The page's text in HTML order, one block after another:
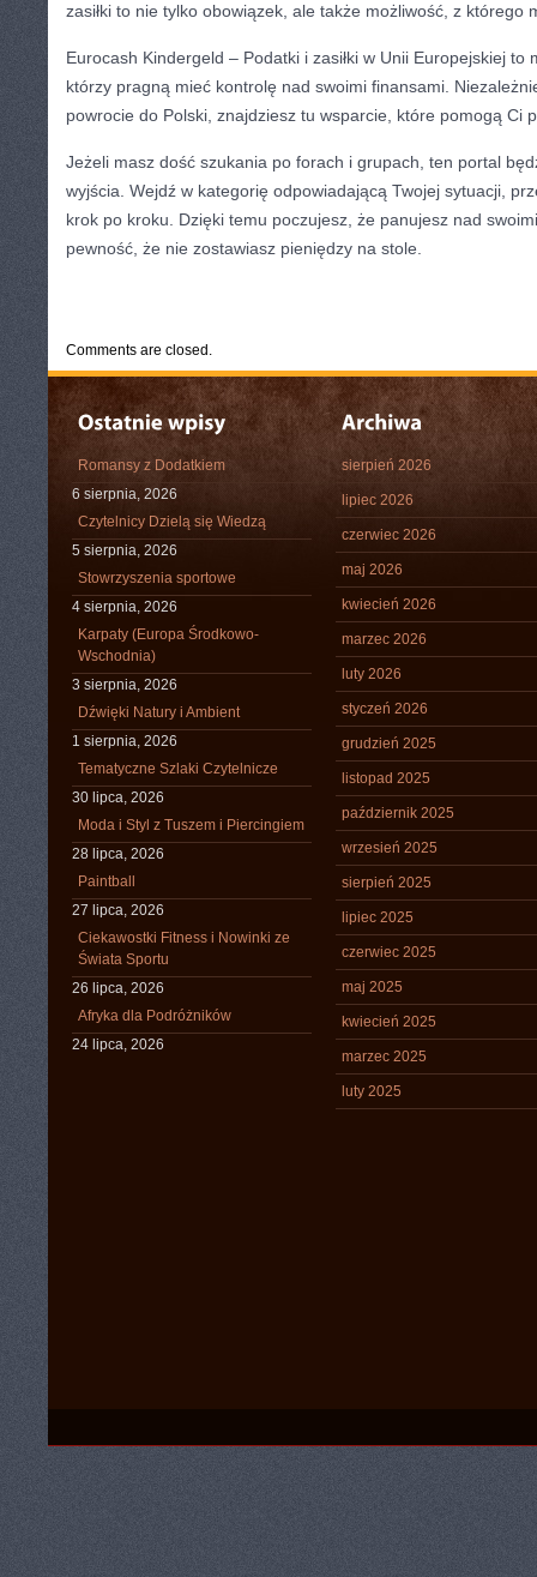
zasiłki to nie tylko obowiązek, ale także możliwość, z którego
Eurocash Kindergeld – Podatki i zasiłki w Unii Europejskiej to
którzy pragną mieć kontrolę nad swoimi finansami.
powrocie do Polski, znajdziesz tu wsparcie, które pomogą Ci
Jeżeli masz dość szukania po forach i grupach, ten portal
wyjścia. Wejdź w kategorię odpowiadającą Twojej sytuacji,
krok po kroku. Dzięki temu poczujesz, że panujesz nad
pewność, że nie zostawiasz pieniędzy na stole.
Comments are closed.
Romansy z Dodatkiem
6 sierpnia, 2026
Czytelnicy Dzielą się Wiedzą
5 sierpnia, 2026
Stowrzyszenia sportowe
4 sierpnia, 2026
Karpaty (Europa Środkowo-
Wschodnia)
3 sierpnia, 2026
Dźwięki Natury i Ambient
1 sierpnia, 2026
Tematyczne Szlaki Czytelnicze
30 lipca, 2026
Moda i Styl z Tuszem i Piercingiem
28 lipca, 2026
Paintball
27 lipca, 2026
Ciekawostki Fitness i Nowinki ze
Świata Sportu
26 lipca, 2026
Afryka dla Podróżników
24 lipca, 2026
sierpień 2026
lipiec 2026
czerwiec 2026
maj 2026
kwiecień 2026
marzec 2026
luty 2026
styczeń 2026
grudzień 2025
listopad 2025
październik 2025
wrzesień 2025
sierpień 2025
lipiec 2025
czerwiec 2025
maj 2025
kwiecień 2025
marzec 2025
luty 2025